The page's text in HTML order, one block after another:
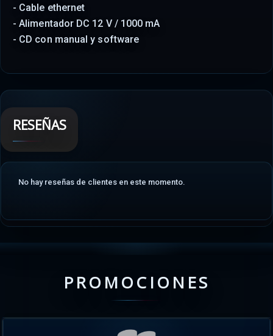
- Cable ethernet
- Alimentador DC 12 V / 1000 mA
- CD con manual y software
RESEÑAS
No hay reseñas de clientes en este momento.
PROMOCIONES